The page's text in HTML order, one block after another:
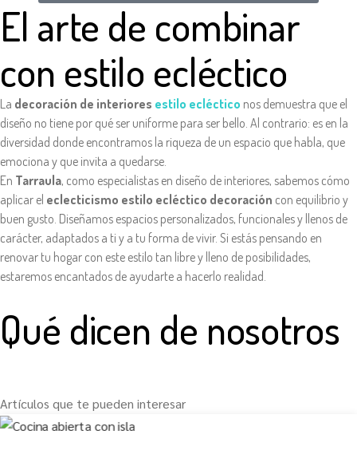
El arte de combinar
con estilo ecléctico
La decoración de interiores estilo ecléctico nos demuestra que el
diseño no tiene por qué ser uniforme para ser bello. Al contrario: es en la
diversidad donde encontramos la riqueza de un espacio que habla, que
emociona y que invita a quedarse.
En Tarraula, como especialistas en diseño de interiores, sabemos cómo
aplicar el eclecticismo estilo ecléctico decoración con equilibrio y
buen gusto. Diseñamos espacios personalizados, funcionales y llenos de
carácter, adaptados a ti y a tu forma de vivir. Si estás pensando en
renovar tu hogar con este estilo tan libre y lleno de posibilidades,
estaremos encantados de ayudarte a hacerlo realidad.
Qué dicen de nosotros
Artículos que te pueden interesar